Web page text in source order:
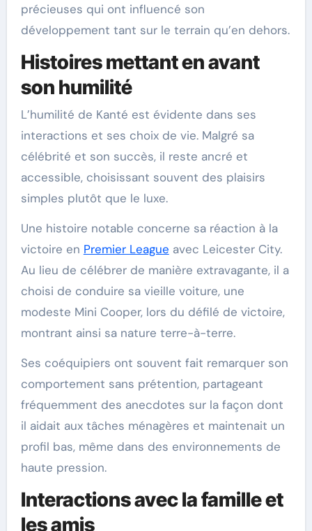
précieuses qui ont influencé son
développement tant sur le terrain qu’en dehors.
Histoires mettant en avant
son humilité
L’humilité de Kanté est évidente dans ses
interactions et ses choix de vie. Malgré sa
célébrité et son succès, il reste ancré et
accessible, choisissant souvent des plaisirs
simples plutôt que le luxe.
Une histoire notable concerne sa réaction à la
victoire en Premier League avec Leicester City.
Au lieu de célébrer de manière extravagante, il a
choisi de conduire sa vieille voiture, une
modeste Mini Cooper, lors du défilé de victoire,
montrant ainsi sa nature terre-à-terre.
Ses coéquipiers ont souvent fait remarquer son
comportement sans prétention, partageant
fréquemment des anecdotes sur la façon dont
il aidait aux tâches ménagères et maintenait un
profil bas, même dans des environnements de
haute pression.
Interactions avec la famille et
les amis